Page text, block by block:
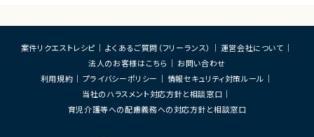
・詳細設計書、テスト仕様書等のドキュメント
作成
・成果物レビューおよび品質管理
・開発メンバーへの技術支援、進捗管理
・少人数体制でのプロジェクト推進
・要件整理および要件定義支
・バックエンドシステムの設計
・コードレビューの実施
・リリース対応および品質向
・技術課題に対する検討、提
・ステークホルダーとの調整
ケーション
案件リクエストレシピ よくあるご質問（フリーランス）
運営会社について
法人のお客様はこちら
お問い合わせ
利用規約
プライバシーポリシー
情報セキュリティ対策ルール
当社のハラスメント対応方針と相談窓口
育児介護等への配慮義務への対応方針と相談窓口